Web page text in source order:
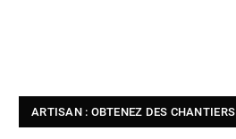
ARTISAN : OBTENEZ DES CHANTIERS